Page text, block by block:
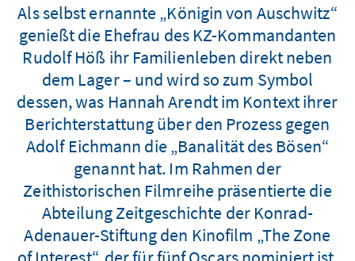
Als selbst ernannte „Königin von Auschwitz“
genießt die Ehefrau des KZ-Kommandanten
Rudolf Höß ihr Familienleben direkt neben
dem Lager – und wird so zum Symbol
dessen, was Hannah Arendt im Kontext ihrer
Berichterstattung über den Prozess gegen
Adolf Eichmann die „Banalität des Bösen“
genannt hat. Im Rahmen der
Zeithistorischen Filmreihe präsentierte die
Abteilung Zeitgeschichte der Konrad-
Adenauer-Stiftung den Kinofilm „The Zone